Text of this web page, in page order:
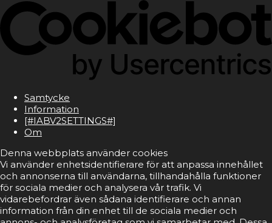
Samtycke
Information
[#IABV2SETTINGS#]
Om
Denna webbplats använder cookies
Vi använder enhetsidentifierare för att anpassa innehållet
och annonserna till användarna, tillhandahålla funktioner
för sociala medier och analysera vår trafik. Vi
vidarebefordrar även sådana identifierare och annan
information från din enhet till de sociala medier och